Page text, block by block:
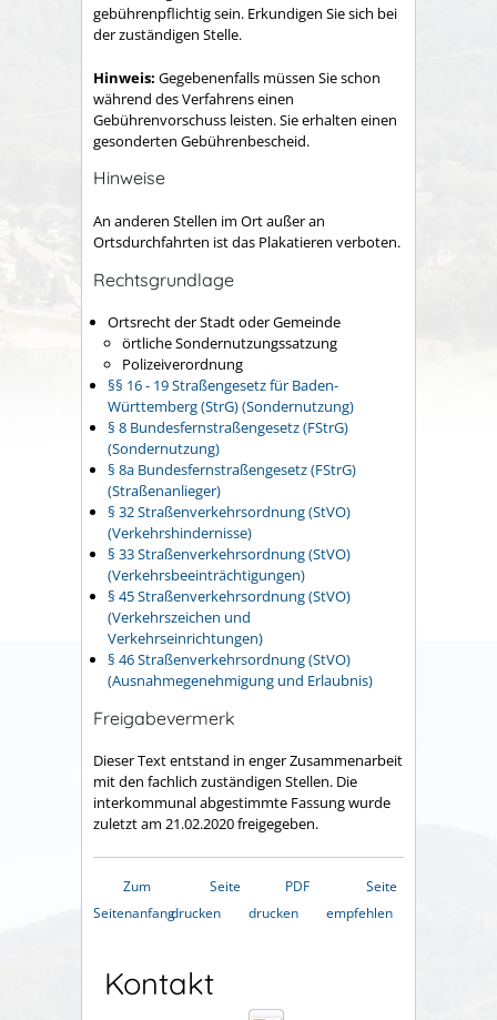
gebührenpflichtig sein. Erkundigen Sie sich bei
der zuständigen Stelle.
Hinweis: Gegebenenfalls müssen Sie schon
während des Verfahrens einen
Gebührenvorschuss leisten. Sie erhalten einen
gesonderten Gebührenbescheid.
Hinweise
An anderen Stellen im Ort außer an
Ortsdurchfahrten ist das Plakatieren verboten.
Rechtsgrundlage
Ortsrecht der Stadt oder Gemeinde
örtliche Sondernutzungssatzung
Polizeiverordnung
§§ 16 - 19 Straßengesetz für Baden-
Württemberg (StrG) (Sondernutzung)
§ 8 Bundesfernstraßengesetz (FStrG)
(Sondernutzung)
§ 8a Bundesfernstraßengesetz (FStrG)
(Straßenanlieger)
§ 32 Straßenverkehrsordnung (StVO)
(Verkehrshindernisse)
§ 33 Straßenverkehrsordnung (StVO)
(Verkehrsbeeinträchtigungen)
§ 45 Straßenverkehrsordnung (StVO)
(Verkehrszeichen und
Verkehrseinrichtungen)
§ 46 Straßenverkehrsordnung (StVO)
(Ausnahmegenehmigung und Erlaubnis)
Freigabevermerk
Dieser Text entstand in enger Zusammenarbeit
mit den fachlich zuständigen Stellen. Die
interkommunal abgestimmte Fassung wurde
zuletzt am 21.02.2020 freigegeben.
Zum
Seitenanfang
Seite
drucken
PDF
drucken
Seite
empfehlen
Kontakt